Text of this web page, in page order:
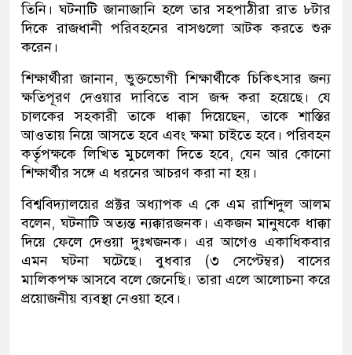
তিনি। ঘটনাটি জানাজানি হলে তার সহপাঠীরা রাত ৮টার
দিকে রাজধানী পরিবহনের বাসগুলো আটক করতে শুরু
করেন।
শিক্ষার্থীরা জানান, ভুক্তভোগী শিক্ষার্থীকে চিকিৎসার জন্য
ক্ষতিপূরণ দেওয়ার দাবিতে বাস জব্দ করা হয়েছে। যে
চালকের সহকারী তাকে ধাক্কা দিয়েছেন, তাকে শাস্তির
আওতায় নিয়ে আসতে হবে এবং ক্ষমা চাইতে হবে। পরিবহন
কর্তৃপক্ষকে লিখিত মুচলেকা দিতে হবে, যেন আর কোনো
শিক্ষার্থীর সঙ্গে এ ধরনের আচরণ করা না হয়।
বিশ্ববিদ্যালয়ের প্রক্টর অধ্যাপক এ কে এম রাশিদুল আলম
বলেন, ঘটনাটি অত্যন্ত ন্যক্কারজনক। একজন মানুষকে ধাক্কা
দিয়ে ফেলে দেওয়া দুঃখজনক। এর আগেও একাধিকবার
এমন ঘটনা ঘটেছে। বুধবার (৩ সেপ্টেম্বর) বাসের
মালিকপক্ষ আসবে বলে জেনেছি। তারা এলে আলোচনা করে
প্রয়োজনীয় ব্যবস্থা নেওয়া হবে।